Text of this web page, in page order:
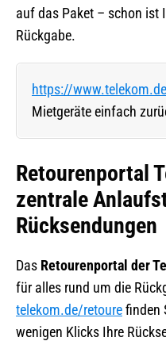
auf das Paket – schon ist
Rückgabe.
https://
Mietgeräte einfach
Retourenportal
zentrale
Rücksendungen
Das Retourenportal der
für alles rund um die
telekom.de/retourefinden
wenigen Klicks Ihre